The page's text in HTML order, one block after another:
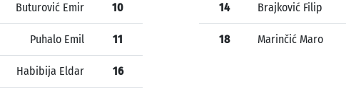
Buturović Emir 10
Puhalo Emil 11
Habibija Eldar 16
14 Brajković Filip
18 Marinčić Maro